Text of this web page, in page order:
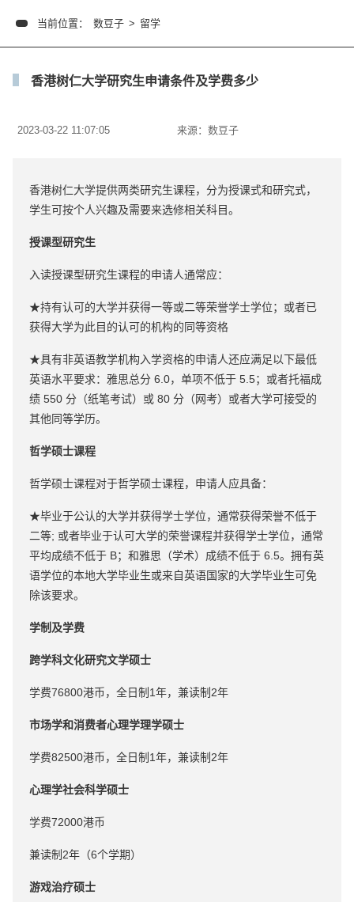
当前位置： 数豆子 > 留学
香港树仁大学研究生申请条件及学费多少
2023-03-22 11:07:05 来源： 数豆子
香港树仁大学提供两类研究生课程，分为授课式和研究式，
学生可按个人兴趣及需要来选修相关科目。
授课型研究生
入读授课型研究生课程的申请人通常应：
★持有认可的大学并获得一等或二等荣誉学士学位；或者已
获得大学为此目的认可的机构的同等资格
★具有非英语教学机构入学资格的申请人还应满足以下最低
英语水平要求：雅思总分 6.0，单项不低于 5.5；或者托福成
绩 550 分（纸笔考试）或 80 分（网考）或者大学可接受的
其他同等学历。
哲学硕士课程
哲学硕士课程对于哲学硕士课程，申请人应具备：
★毕业于公认的大学并获得学士学位，通常获得荣誉不低于
二等; 或者毕业于认可大学的荣誉课程并获得学士学位，通常
平均成绩不低于 B；和雅思（学术）成绩不低于 6.5。拥有英
语学位的本地大学毕业生或来自英语国家的大学毕业生可免
除该要求。
学制及学费
跨学科文化研究文学硕士
学费76800港币，全日制1年，兼读制2年
市场学和消费者心理学理学硕士
学费82500港币，全日制1年，兼读制2年
心理学社会科学硕士
学费72000港币
兼读制2年（6个学期）
游戏治疗硕士